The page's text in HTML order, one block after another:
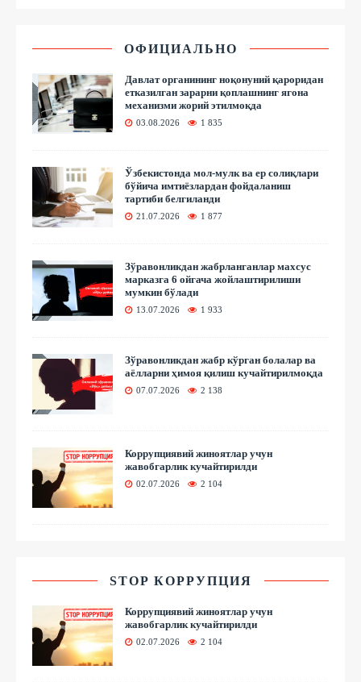
ОФИЦИАЛЬНО
Давлат органининг ноқонуний қароридан
етказилган зарарни қоплашнинг ягона
механизми жорий этилмоқда
03.08.2026 1 835
Ўзбекистонда мол-мулк ва ер солиқлари
бўйича имтиёзлардан фойдаланиш
тартиби белгиланди
21.07.2026 1 877
Зўравонликдан жабрланганлар махсус
марказга 6 ойгача жойлаштирилиши
мумкин бўлади
13.07.2026 1 933
Зўравонликдан жабр кўрган болалар ва
аёлларни ҳимоя қилиш кучайтирилмоқда
07.07.2026 2 138
Коррупциявий жиноятлар учун
жавобгарлик кучайтирилди
02.07.2026 2 104
STOP КОРРУПЦИЯ
Коррупциявий жиноятлар учун
жавобгарлик кучайтирилди
02.07.2026 2 104